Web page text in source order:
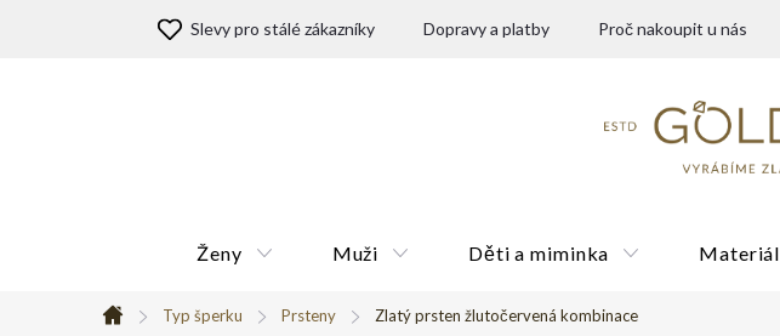
Slevy pro stálé zákazníky Dopravy a platby Proč nakoupit u nás
Ženy
Muži Děti a miminka Materiál
Domů
Typ šperku Prsteny Zlatý prsten žlutočervená kombinace